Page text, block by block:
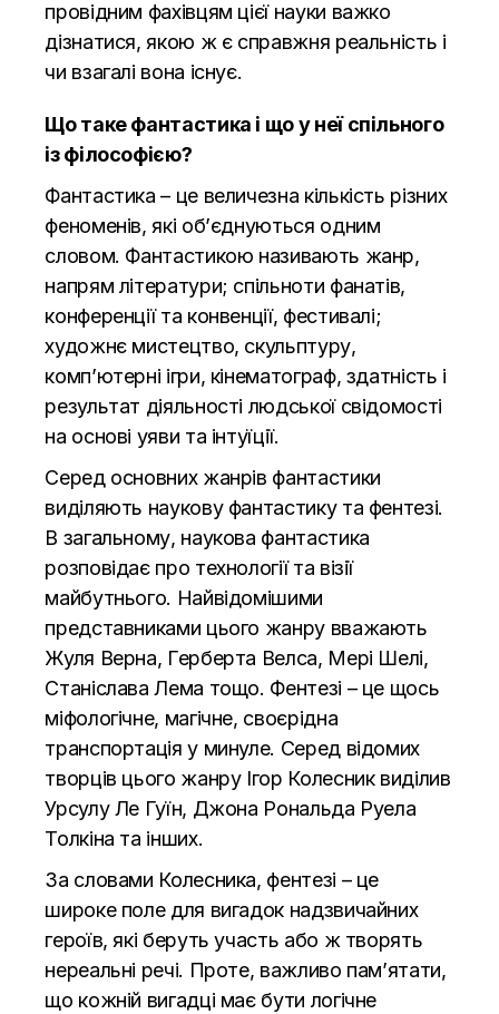
провідним фахівцям цієї науки важко
дізнатися, якою ж є справжня реальність і
чи взагалі вона існує.
Що таке фантастика і що у неї спільного
із філософією?
Фантастика – це величезна кількість різних
феноменів, які об’єднуються одним
словом. Фантастикою називають жанр,
напрям літератури; спільноти фанатів,
конференції та конвенції, фестивалі;
художнє мистецтво, скульптуру,
комп’ютерні ігри, кінематограф, здатність і
результат діяльності людської свідомості
на основі уяви та інтуїції.
Серед основних жанрів фантастики
виділяють наукову фантастику та фентезі.
В загальному, наукова фантастика
розповідає про технології та візії
майбутнього. Найвідомішими
представниками цього жанру вважають
Жуля Верна, Герберта Велса, Мері Шелі,
Станіслава Лема тощо. Фентезі – це щось
міфологічне, магічне, своєрідна
транспортація у минуле. Серед відомих
творців цього жанру Ігор Колесник виділив
Урсулу Ле Гуїн, Джона Рональда Руела
Толкіна та інших.
За словами Колесника, фентезі – це
широке поле для вигадок надзвичайних
героїв, які беруть участь або ж творять
нереальні речі. Проте, важливо пам’ятати,
що кожній вигадці має бути логічне